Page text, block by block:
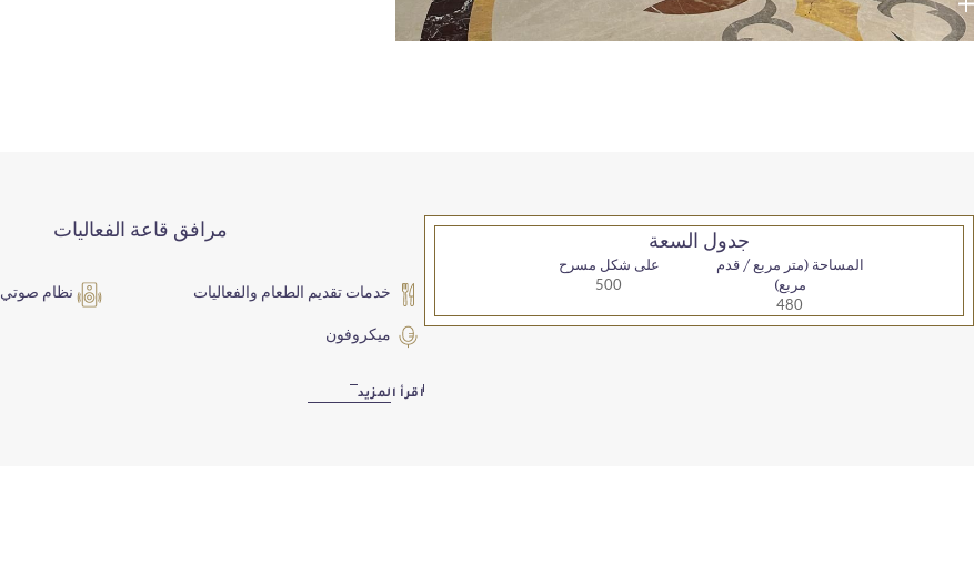
جدول السعة
المساحة (متر مربع / قدم
مربع)
480
على شكل مسرح
500
مرافق قاعة الفعاليات
خدمات تقديم الطعام والفعاليات نظام صوتي
ميكروفون
اقرأ المزيد